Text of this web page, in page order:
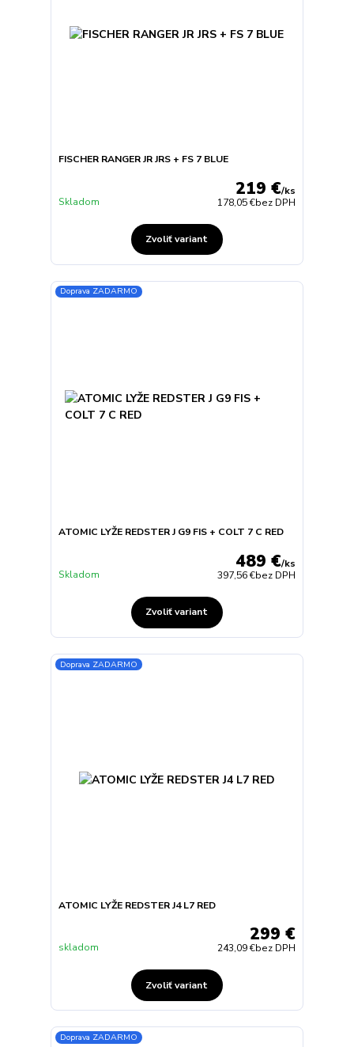
FISCHER RANGER JR JRS + FS 7 BLUE
219 €/ks
178,05 €bez DPH
Skladom
Zvoliť variant
Doprava ZADARMO
ATOMIC LYŽE REDSTER J G9 FIS + COLT 7 C RED
489 €/ks
397,56 €bez DPH
Skladom
Zvoliť variant
Doprava ZADARMO
ATOMIC LYŽE REDSTER J4 L7 RED
299 €
243,09 €bez DPH
skladom
Zvoliť variant
Doprava ZADARMO